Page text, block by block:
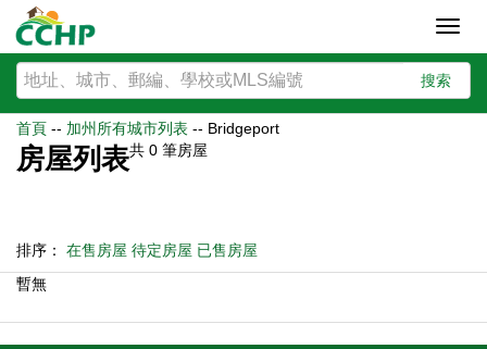
搜索
首頁 -- 加州所有城市列表 -- Bridgeport
房屋列表共 0 筆房屋
排序： 在售房屋 待定房屋 已售房屋
暫無